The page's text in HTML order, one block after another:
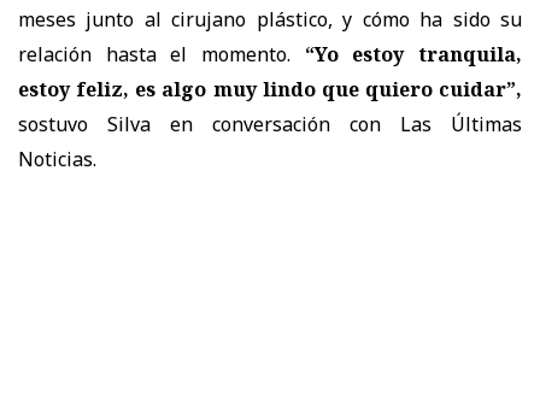
meses junto al cirujano plástico, y cómo ha sido su
relación hasta el momento. “Yo estoy tranquila,
estoy feliz, es algo muy lindo que quiero cuidar”,
sostuvo Silva en conversación con Las Últimas
Noticias.